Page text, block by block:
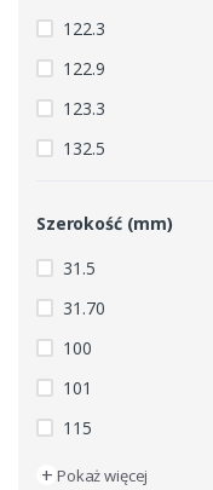
122.3
122.9
123.3
132.5
Szerokość (mm)
31.5
31.70
100
101
115
+ Pokaż więcej